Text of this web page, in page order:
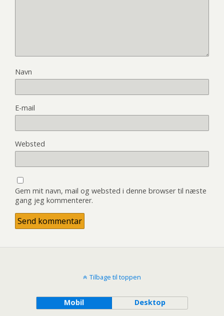
Navn
E-mail
Websted
Gem mit navn, mail og websted i denne browser til næste
gang jeg kommenterer.
Tilbage til toppen
Mobil Desktop